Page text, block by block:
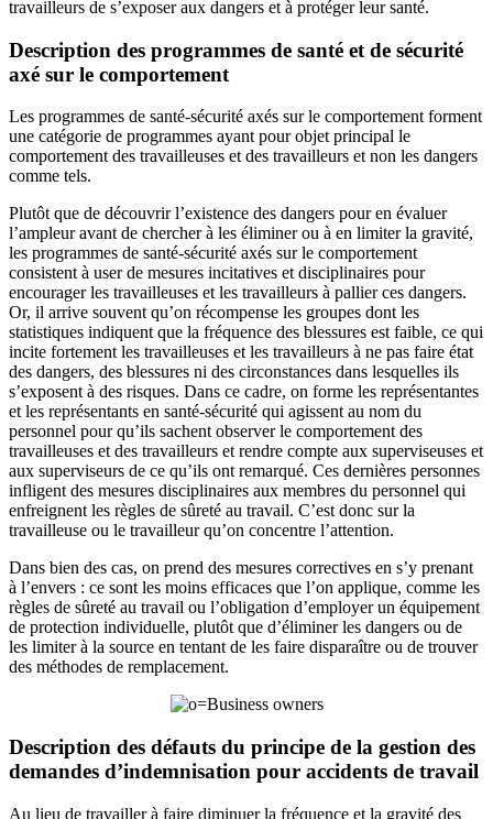
travailleurs de s’exposer aux dangers et à protéger leur santé.
Description des programmes de santé et de sécurité
axé sur le comportement
Les programmes de santé-sécurité axés sur le comportement forment
une catégorie de programmes ayant pour objet principal le
comportement des travailleuses et des travailleurs et non les dangers
comme tels.
Plutôt que de découvrir l’existence des dangers pour en évaluer
l’ampleur avant de chercher à les éliminer ou à en limiter la gravité,
les programmes de santé-sécurité axés sur le comportement
consistent à user de mesures incitatives et disciplinaires pour
encourager les travailleuses et les travailleurs à pallier ces dangers.
Or, il arrive souvent qu’on récompense les groupes dont les
statistiques indiquent que la fréquence des blessures est faible, ce qui
incite fortement les travailleuses et les travailleurs à ne pas faire état
des dangers, des blessures ni des circonstances dans lesquelles ils
s’exposent à des risques. Dans ce cadre, on forme les représentantes
et les représentants en santé-sécurité qui agissent au nom du
personnel pour qu’ils sachent observer le comportement des
travailleuses et des travailleurs et rendre compte aux superviseuses et
aux superviseurs de ce qu’ils ont remarqué. Ces dernières personnes
infligent des mesures disciplinaires aux membres du personnel qui
enfreignent les règles de sûreté au travail. C’est donc sur la
travailleuse ou le travailleur qu’on concentre l’attention.
Dans bien des cas, on prend des mesures correctives en s’y prenant
à l’envers : ce sont les moins efficaces que l’on applique, comme les
règles de sûreté au travail ou l’obligation d’employer un équipement
de protection individuelle, plutôt que d’éliminer les dangers ou de
les limiter à la source en tentant de les faire disparaître ou de trouver
des méthodes de remplacement.
Description des défauts du principe de la gestion des
demandes d’indemnisation pour accidents de travail
Au lieu de travailler à faire diminuer la fréquence et la gravité des